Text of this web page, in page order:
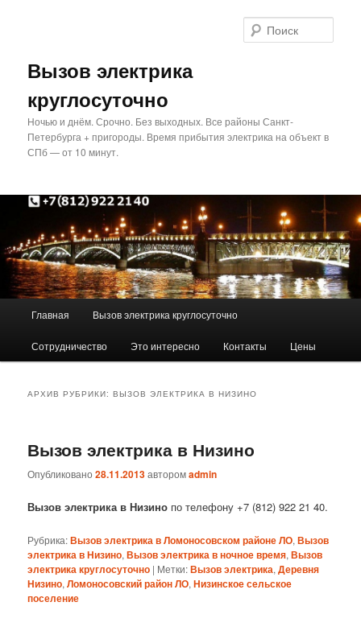
Вызов электрика
круглосуточно
Ночью и днём. Срочно. Без выходных. Все районы Санкт-
Петербурга + пригороды. Время прибытия электрика на объект в
СПб — от 10 минут.
Главная Вызов электрика круглосуточно
Сотрудничество Это интересно Контакты Цены
АРХИВ РУБРИКИ:ВЫЗОВ ЭЛЕКТРИКА В НИЗИНО
Вызов электрика в Низино
Опубликовано28.11.2013авторомadmin
Вызов электрика в Низино по телефону +7 (812) 922 21 40.
Рубрика:Вызов электрика в Ломоносовском районе ЛО,Вызов
электрика в Низино,Вызов электрика в ночное время,Вызов
электрика круглосуточно | Метки:Вызов электрика,Деревня
Низино,Ломоносовский район ЛО,Низинское сельское
поселение